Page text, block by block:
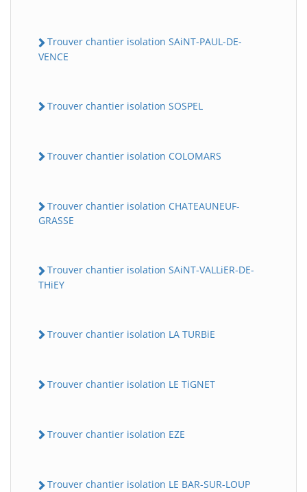
Trouver chantier isolation SAiNT-PAUL-DE-
VENCE
Trouver chantier isolation SOSPEL
Trouver chantier isolation COLOMARS
Trouver chantier isolation CHATEAUNEUF-
GRASSE
Trouver chantier isolation SAiNT-VALLiER-DE-
THiEY
Trouver chantier isolation LA TURBiE
Trouver chantier isolation LE TiGNET
Trouver chantier isolation EZE
Trouver chantier isolation LE BAR-SUR-LOUP